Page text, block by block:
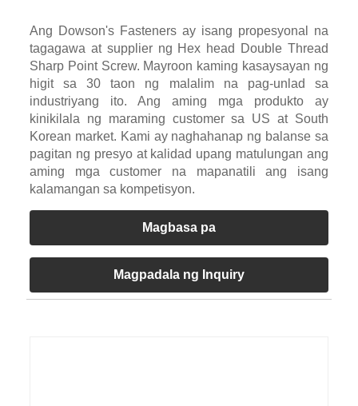
Ang Dowson's Fasteners ay isang propesyonal na
tagagawa at supplier ng Hex head Double Thread
Sharp Point Screw. Mayroon kaming kasaysayan ng
higit sa 30 taon ng malalim na pag-unlad sa
industriyang ito. Ang aming mga produkto ay
kinikilala ng maraming customer sa US at South
Korean market. Kami ay naghahanap ng balanse sa
pagitan ng presyo at kalidad upang matulungan ang
aming mga customer na mapanatili ang isang
kalamangan sa kompetisyon.
Magbasa pa
Magpadala ng Inquiry